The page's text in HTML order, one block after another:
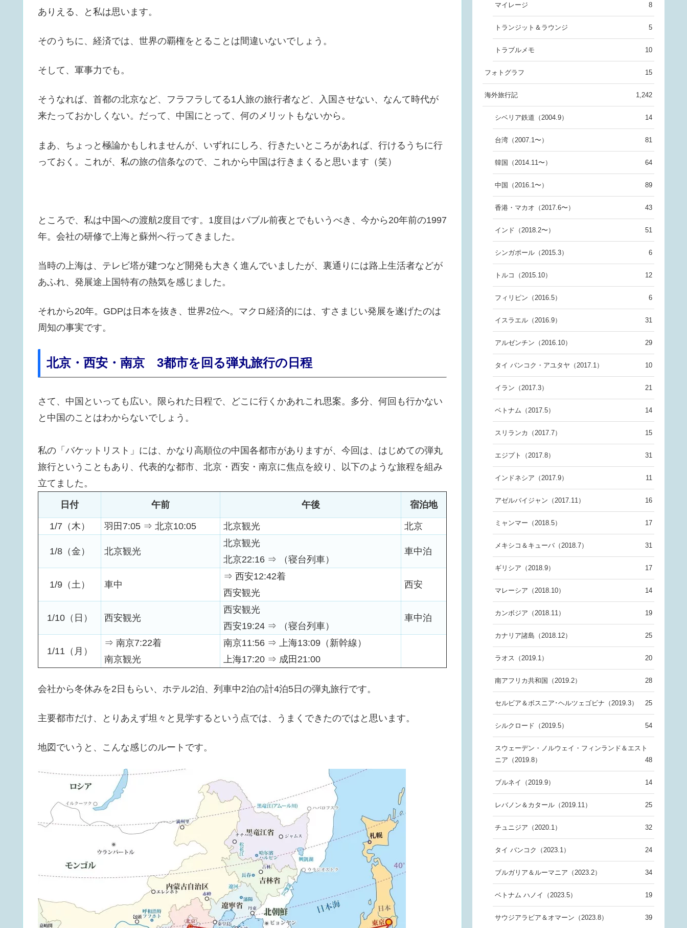
ありえる、と私は思います。
そのうちに、経済では、世界の覇権をとることは間違いないでしょう。
そして、軍事力でも。
そうなれば、首都の北京など、フラフラしてる1人旅の旅行者など、入国させない、なんて時代が
来たっておかしくない。だって、中国にとって、何のメリットもないから。
まあ、ちょっと極論かもしれませんが、いずれにしろ、行きたいところがあれば、行けるうちに行
っておく。これが、私の旅の信条なので、これから中国は行きまくると思います（笑）
ところで、私は中国への渡航2度目です。1度目はバブル前夜とでもいうべき、今から20年前の1997
年。会社の研修で上海と蘇州へ行ってきました。
当時の上海は、テレビ塔が建つなど開発も大きく進んでいましたが、裏通りには路上生活者などが
あふれ、発展途上国特有の熱気を感じました。
それから20年。GDPは日本を抜き、世界2位へ。マクロ経済的には、すさまじい発展を遂げたのは
周知の事実です。
北京・西安・南京 3都市を回る弾丸旅行の日程
さて、中国といっても広い。限られた日程で、どこに行くかあれこれ思案。多分、何回も行かない
と中国のことはわからないでしょう。
私の「バケットリスト」には、かなり高順位の中国各都市がありますが、今回は、はじめての弾丸
旅行ということもあり、代表的な都市、北京・西安・南京に焦点を絞り、以下のような旅程を組み
立てました。
日付 午前 午後 宿泊地
1/7（木） 羽田7:05 ⇒ 北京10:05 北京観光 北京
1/8（金） 北京観光
北京観光
北京22:16 ⇒ （寝台列車）
車中泊
1/9（土） 車中
⇒ 西安12:42着
西安観光
西安
1/10（日） 西安観光
西安観光
西安19:24 ⇒ （寝台列車）
車中泊
1/11（月）
⇒ 南京7:22着
南京観光
南京11:56 ⇒ 上海13:09（新幹線）
上海17:20 ⇒ 成田21:00
会社から冬休みを2日もらい、ホテル2泊、列車中2泊の計4泊5日の弾丸旅行です。
主要都市だけ、とりあえず坦々と見学するという点では、うまくできたのではと思います。
地図でいうと、こんな感じのルートです。
マイレージ 8
トランジット＆ラウンジ 5
トラブルメモ 10
フォトグラフ 15
海外旅行記 1,242
シベリア鉄道（2004.9） 14
台湾（2007.1〜） 81
韓国（2014.11〜） 64
中国（2016.1〜） 89
香港・マカオ（2017.6〜） 43
インド（2018.2〜） 51
シンガポール（2015.3） 6
トルコ（2015.10） 12
フィリピン（2016.5） 6
イスラエル（2016.9） 31
アルゼンチン（2016.10） 29
タイ バンコク・アユタヤ（2017.1） 10
イラン（2017.3） 21
ベトナム（2017.5） 14
スリランカ（2017.7） 15
エジプト（2017.8） 31
インドネシア（2017.9） 11
アゼルバイジャン（2017.11） 16
ミャンマー（2018.5） 17
メキシコ＆キューバ（2018.7） 31
ギリシア（2018.9） 17
マレーシア（2018.10） 14
カンボジア（2018.11） 19
カナリア諸島（2018.12） 25
ラオス（2019.1） 20
南アフリカ共和国（2019.2） 28
セルビア＆ボスニア･ヘルツェゴビナ（2019.3） 25
シルクロード（2019.5） 54
スウェーデン・ノルウェイ・フィンランド＆エスト
ニア（2019.8）
48
ブルネイ（2019.9） 14
レバノン＆カタール（2019.11） 25
チュニジア（2020.1） 32
タイ バンコク（2023.1） 24
ブルガリア＆ルーマニア（2023.2） 34
ベトナム ハノイ（2023.5） 19
サウジアラビア＆オマーン（2023.8） 39